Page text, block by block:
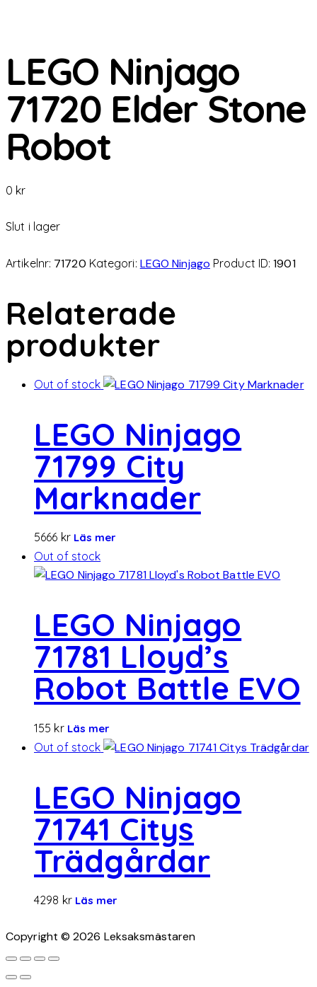
LEGO Ninjago
71720 Elder Stone
Robot
0 kr
Slut i lager
Artikelnr: 71720 Kategori: LEGO Ninjago Product ID:1901
Relaterade
produkter
Out of stock
LEGO Ninjago
71799 City
Marknader
5666 kr Läs mer
Out of stock
LEGO Ninjago
71781 Lloyd’s
Robot Battle EVO
155 kr Läs mer
Out of stock
LEGO Ninjago
71741 Citys
Trädgårdar
4298 kr Läs mer
Copyright © 2026 Leksaksmästaren